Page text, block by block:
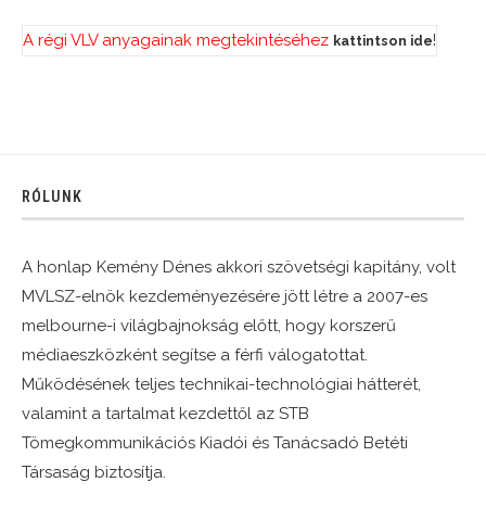
A régi VLV anyagainak megtekintéséhez kattintson ide!
RÓLUNK
A honlap Kemény Dénes akkori szövetségi kapitány, volt
MVLSZ-elnök kezdeményezésére jött létre a 2007-es
melbourne-i világbajnokság előtt, hogy korszerű
médiaeszközként segítse a férfi válogatottat.
Működésének teljes technikai-technológiai hátterét,
valamint a tartalmat kezdettől az STB
Tömegkommunikációs Kiadói és Tanácsadó Betéti
Társaság biztosítja.